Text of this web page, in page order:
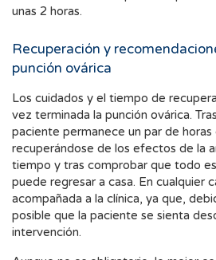
unas 2 horas.
Recuperación y
punción ovárica
Los cuidados y el tiempo de
vez terminada la punción ovárica.
paciente permanece un par de horas
recuperándose de los efectos de la
tiempo y tras comprobar que todo
puede regresar a casa. En cualquier
acompañada a la clínica, ya que,
posible que la paciente se sienta
intervención.